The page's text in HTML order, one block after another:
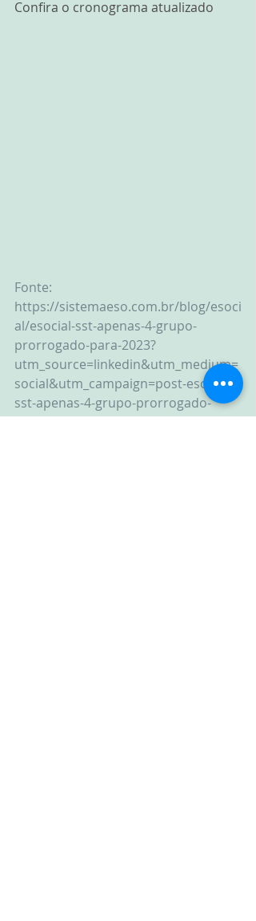
Confira o cronograma atualizado
Fonte:
https://sistemaeso.com.br/blog/esoci
al/esocial-sst-apenas-4-grupo-
prorrogado-para-2023?
utm_source=linkedin&utm_medium=
social&utm_campaign=post-esocial-
sst-apenas-4-grupo-prorrogado-
para-2023